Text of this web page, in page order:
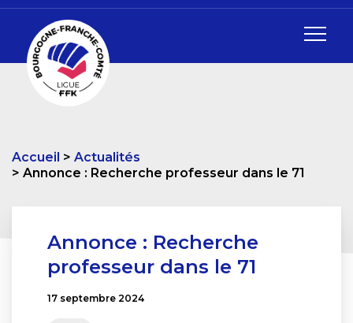
Accueil
Actualités
Annonce : Recherche professeur dans le 71
Annonce : Recherche
professeur dans le 71
17 septembre 2024